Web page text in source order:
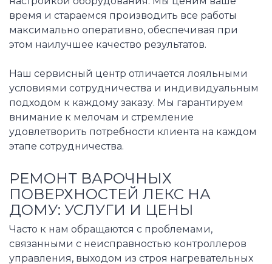
время и стараемся производить все работы
максимально оперативно, обеспечивая при
этом наилучшее качество результатов.
Наш сервисный центр отличается лояльными
условиями сотрудничества и индивидуальным
подходом к каждому заказу. Мы гарантируем
внимание к мелочам и стремление
удовлетворить потребности клиента на каждом
этапе сотрудничества.
РЕМОНТ ВАРОЧНЫХ
ПОВЕРХНОСТЕЙ ЛЕКС НА
ДОМУ: УСЛУГИ И ЦЕНЫ
Часто к нам обращаются с проблемами,
связанными с неисправностью контроллеров
управления, выходом из строя нагревательных